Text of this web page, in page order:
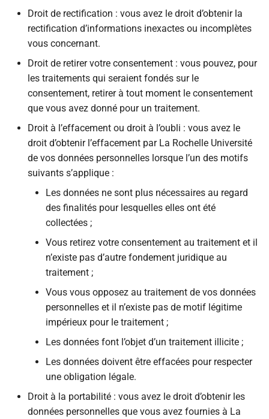
Droit de rectification : vous avez le droit d’obtenir la
rectification d’informations inexactes ou incomplètes
vous concernant.
Droit de retirer votre consentement : vous pouvez, pour
les traitements qui seraient fondés sur le
consentement, retirer à tout moment le consentement
que vous avez donné pour un traitement.
Droit à l’effacement ou droit à l’oubli : vous avez le
droit d’obtenir l’effacement par La Rochelle Université
de vos données personnelles lorsque l’un des motifs
suivants s’applique :
Les données ne sont plus nécessaires au regard
des finalités pour lesquelles elles ont été
collectées ;
Vous retirez votre consentement au traitement et il
n’existe pas d’autre fondement juridique au
traitement ;
Vous vous opposez au traitement de vos données
personnelles et il n’existe pas de motif légitime
impérieux pour le traitement ;
Les données font l’objet d’un traitement illicite ;
Les données doivent être effacées pour respecter
une obligation légale.
Droit à la portabilité : vous avez le droit d’obtenir les
données personnelles que vous avez fournies à La